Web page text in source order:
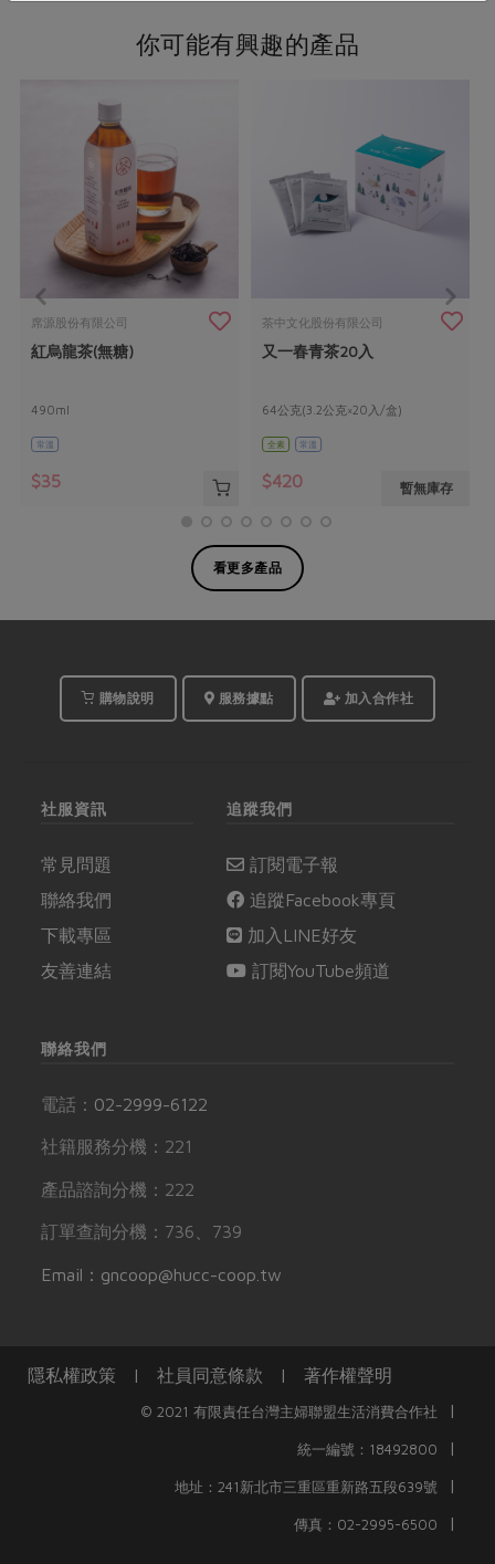
你可能有興趣的產品
席源股份有限公司
紅烏龍茶(無糖)
490ml
常溫
$35
茶中文化股份有限公司
又一春青茶20入
64公克(3.2公克×20入/盒)
全素 常溫
$420 暫無庫存
看更多產品
購物說明 服務據點 加入合作社
社服資訊
常見問題
聯絡我們
下載專區
友善連結
追蹤我們
訂閱電子報
追蹤Facebook專頁
加入LINE好友
訂閱YouTube頻道
聯絡我們
電話： 02-2999-6122
社籍服務分機：221
產品諮詢分機：222
訂單查詢分機：736、739
Email：gncoop@hucc-coop.tw
隱私權政策 | 社員同意條款 | 著作權聲明
© 2021 有限責任台灣主婦聯盟生活消費合作社 |
統一編號：18492800 |
地址：241新北市三重區重新路五段639號 |
傳真：02-2995-6500 |